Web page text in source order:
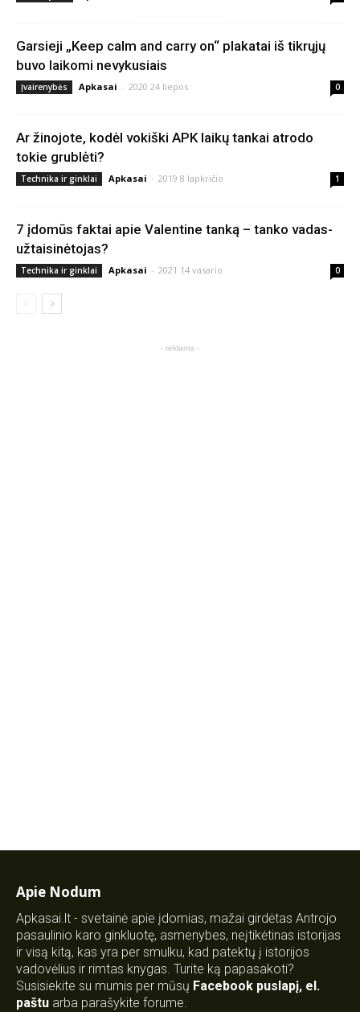
Garsieji „Keep calm and carry on“ plakatai iš tikrųjų
buvo laikomi nevykusiais
Įvairenybės Apkasai - 2020 24 liepos 0
Ar žinojote, kodėl vokiški APK laikų tankai atrodo
tokie grublėti?
Technika ir ginklai Apkasai - 2019 8 lapkričio 1
7 įdomūs faktai apie Valentine tanką – tanko vadas-
užtaisinėtojas?
Technika ir ginklai Apkasai - 2021 14 vasario 0
- reklama -
Apie Nodum
Apkasai.lt - svetainė apie įdomias, mažai girdėtas Antrojo
pasaulinio karo ginkluotę, asmenybes, neįtikėtinas istorijas
ir visą kitą, kas yra per smulku, kad patektų į istorijos
vadovėlius ir rimtas knygas. Turite ką papasakoti?
Susisiekite su mumis per mūsų Facebook puslapį, el.
paštu arba parašykite forume.